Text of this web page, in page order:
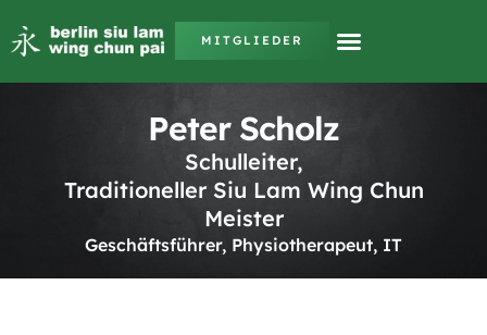
MITGLIEDER
Peter Scholz
Schulleiter,
Traditioneller Siu Lam Wing Chun
Meister
Geschäftsführer, Physiotherapeut, IT